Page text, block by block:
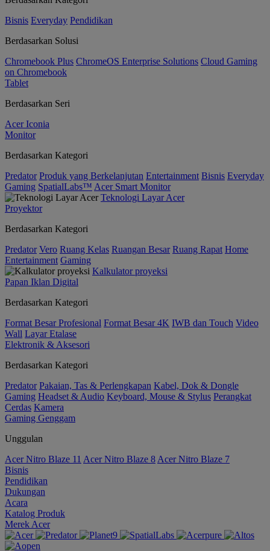
Bisnis Everyday Pendidikan
Berdasarkan Solusi
Chromebook Plus ChromeOS Enterprise Solutions Cloud Gaming
on Chromebook
Tablet
Berdasarkan Seri
Acer Iconia
Monitor
Berdasarkan Kategori
Predator Produk yang Berkelanjutan Entertainment Bisnis Everyday
Gaming SpatialLabs™ Acer Smart Monitor
Teknologi Layar Acer
Proyektor
Berdasarkan Kategori
Predator Vero Ruang Kelas Ruangan Besar Ruang Rapat Home
Entertainment Gaming
Kalkulator proyeksi
Papan Iklan Digital
Berdasarkan Kategori
Format Besar Profesional Format Besar 4K IWB dan Touch Video
Wall Layar Etalase
Elektronik & Aksesori
Berdasarkan Kategori
Predator Pakaian, Tas & Perlengkapan Kabel, Dok & Dongle
Gaming Headset & Audio Keyboard, Mouse & Stylus Perangkat
Cerdas Kamera
Gaming Genggam
Unggulan
Acer Nitro Blaze 11 Acer Nitro Blaze 8 Acer Nitro Blaze 7
Bisnis
Pendidikan
Dukungan
Acara
Katalog Produk
Merek Acer